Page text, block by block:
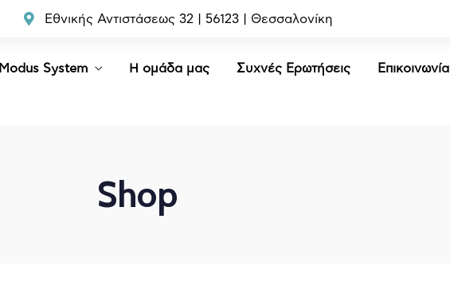
Εθνικής Αντιστάσεως 32 | 56123 | Θεσσαλονίκη
Modus System Η ομάδα μας Συχνές Ερωτήσεις Επικοινωνία
Shop